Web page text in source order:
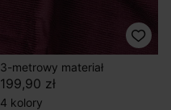
3-metrowy materiał
199,90 zł
4 kolory